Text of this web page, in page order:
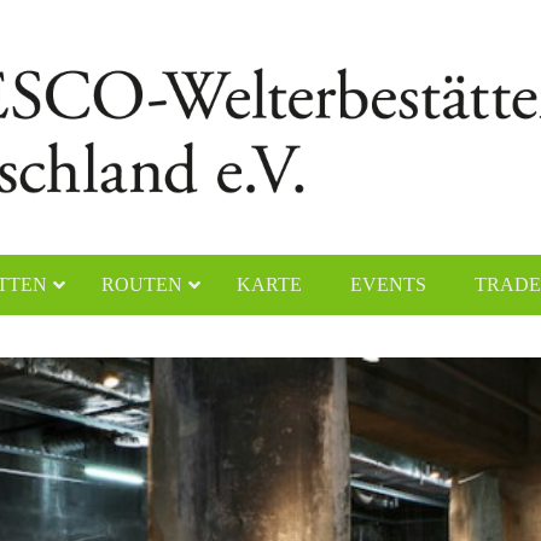
Dom
Dom
„Die Wies“
Lorsch
Naumburger Dom
Klosteranlage Maulbronn
Kölner Dom
Klosterinsel Reichenau
ROUTEN KARTE EVENTS